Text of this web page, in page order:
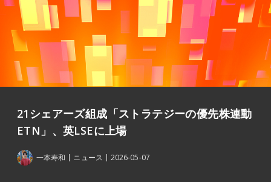
21シェアーズ組成「ストラテジーの優先株連動
ETN」、英LSEに上場
一本寿和 ニュース 2026-05-07